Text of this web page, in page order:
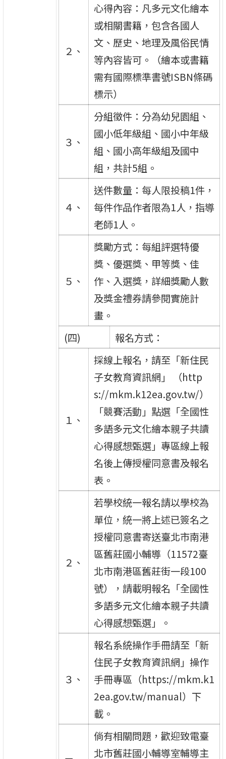
２、
心得內容：凡多元文化繪本
或相關書籍，包含各國人
文、歷史、地理及風俗民情
等內容皆可。（繪本或書籍
需有國際標準書號ISBN條碼
標示）
３、
分組徵件：分為幼兒園組、
國小低年級組、國小中年級
組、國小高年級組及國中
組，共計5組。
４、
送件數量：每人限投稿1件，
每件作品作者限為1人，指導
老師1人。
５、
獎勵方式：每組評選特優
獎、優選獎、甲等獎、佳
作、入選獎，詳細獎勵人數
及獎金禮券請參閱實施計
畫。
(四)
報名方式：
１、
採線上報名，請至「新住民
子女教育資訊網」 （http
s://mkm.k12ea.gov.tw/）
「競賽活動」點選「全國性
多語多元文化繪本親子共讀
心得感想甄選」專區線上報
名後上傳授權同意書及報名
表。
２、
若學校統一報名請以學校為
單位，統一將上述已簽名之
授權同意書寄送臺北市南港
區舊莊國小輔導（11572臺
北市南港區舊莊街一段100
號），請載明報名「全國性
多語多元文化繪本親子共讀
心得感想甄選」。
３、
報名系統操作手冊請至「新
住民子女教育資訊網」操作
手冊專區（https://mkm.k1
2ea.gov.tw/manual）下
載。
倘有相關問題，歡迎致電臺
北市舊莊國小輔導室輔導主